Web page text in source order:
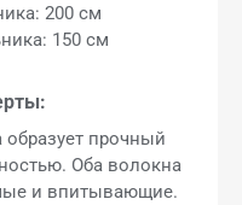
200 см
150 см
прочный
Оба волокна
и впитывающие.